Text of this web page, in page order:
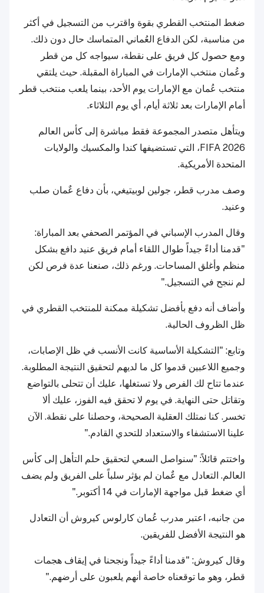
ضغط المنتخب القطري بقوة واقترب من التسجيل في أكثر
من مناسبة، لكن الدفاع العُماني المتماسك حال دون ذلك.
ومع حصول كل فريق على نقطة، سيواجه كل من قطر
وعُمان منتخب الإمارات في المباراة المقبلة. حيث يلتقي
منتخب عُمان مع الإمارات يوم الأحد، بينما يلعب منتخب قطر
أمام الإمارات بعد ثلاثة أيام، أي يوم الثلاثاء.
ويتأهل متصدر المجموعة فقط مباشرة إلى كأس العالم
FIFA 2026، التي تستضيفها كندا والمكسيك والولايات
المتحدة الأمريكية.
وصف مدرب قطر، جولين لوبيتيغي، بأن دفاع عٌمان صلب
وعنيد.
وقال المدرب الإسباني في المؤتمر الصحفي بعد المباراة:
"قدمنا أداءً جيداً طوال اللقاء أمام فريق عنيد دافع بشكل
منظم وأغلق المساحات. ورغم ذلك، صنعنا عدة فرص لكن
لم ننجح في التسجيل."
وأضاف أنه دفع بأفضل تشكيلة ممكنة للمنتخب القطري في
ظل الظروف الحالية.
وتابع: "التشكيلة الأساسية كانت الأنسب في ظل الإصابات،
وجميع اللاعبين قدموا كل ما لديهم لتحقيق النتيجة المطلوبة.
عندما تتاح لك الفرص ولا تستغلها، عليك أن تتحلى بالتواضع
وتقاتل حتى النهاية. في يوم لا تحقق فيه الفوز، عليك ألا
تخسر. كنا نمتلك العقلية الصحيحة، وحصلنا على نقطة. الآن
علينا الاستشفاء والاستعداد للتحدي القادم."
واختتم قائلاً: "سنواصل السعي لتحقيق حلم التأهل إلى كأس
العالم. التعادل مع عٌمان لم يؤثر سلباً على الفريق ولم يضف
أي ضغط قبل مواجهة الإمارات في 14 أكتوبر."
من جانبه، اعتبر مدرب عُمان كارلوس كيروش أن التعادل
هو النتيجة الأفضل للفريقين.
وقال كيروش: "قدمنا أداءً جيداً ونجحنا في إيقاف هجمات
قطر، وهو ما توقعناه خاصة أنهم يلعبون على أرضهم."